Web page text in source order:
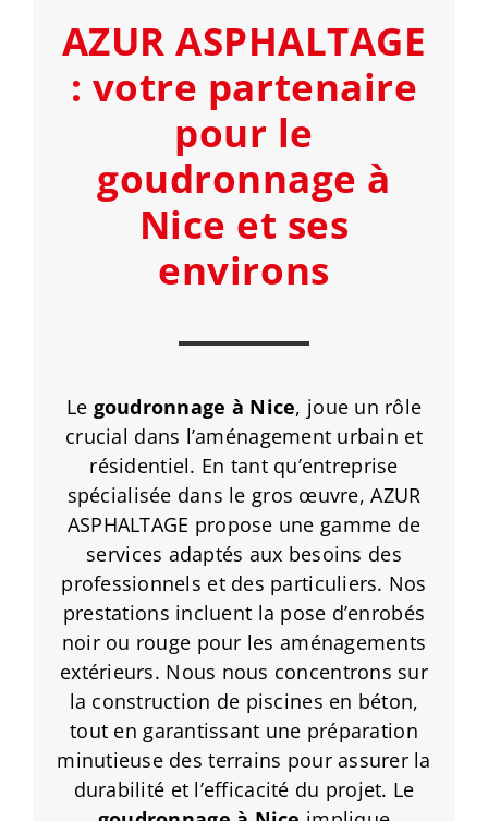
AZUR ASPHALTAGE
: votre partenaire
pour le
goudronnage à
Nice et ses
environs
Le goudronnage à Nice, joue un rôle
crucial dans l’aménagement urbain et
résidentiel. En tant qu’entreprise
spécialisée dans le gros œuvre, AZUR
ASPHALTAGE propose une gamme de
services adaptés aux besoins des
professionnels et des particuliers. Nos
prestations incluent la pose d’enrobés
noir ou rouge pour les aménagements
extérieurs. Nous nous concentrons sur
la construction de piscines en béton,
tout en garantissant une préparation
minutieuse des terrains pour assurer la
durabilité et l’efficacité du projet. Le